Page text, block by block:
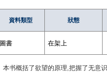
資料類型 狀態
圖書 在架上
本书概括了欲望的原理,把握了无意